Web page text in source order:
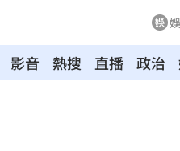
影音 熱搜 直播 政治